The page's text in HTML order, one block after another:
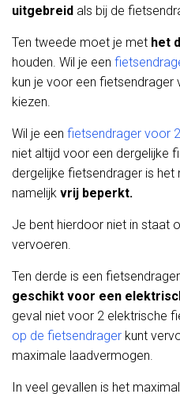
uitgebreid als bij de
Ten tweede moet je met het
houden. Wil je een
kun je voor een fietsendrager
kiezen.
Wil je een fietsendrager voor
niet altijd voor een dergelijke
dergelijke fietsendrager is
namelijk vrij beperkt.
Je bent hierdoor niet in staat
vervoeren.
Ten derde is een
geschikt voor een
geval niet voor 2 elektrische
op de fietsendrager kunt
maximale laadvermogen.
In veel gevallen is het